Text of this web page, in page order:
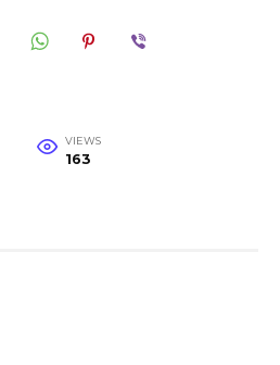
VIEWS
163